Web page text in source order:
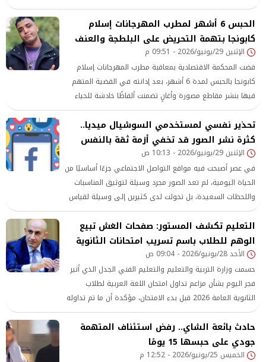
الرقمي شريكًا رئيسيًا في تشكيل أفكار الأطفال وسلوكياتهم،
بل ومنافسًا حقيقيًا لمؤسسات التنشئة التقليدية.
الحبس 6 أشهر لمطرب المهرجانات إسلام
كابونجا بتهمة التحريض على البلطجة والعنف
الإثنين 29/يونيو/2026 - 09:51 م
قضت المحكمة الاقتصادية بمعاقبة مطرب المهرجانات إسلام
كابونجا بالحبس لمدة 6 أشهر، بعد إدانته في القضية المتهم
فيها بنشر مقاطع مصورة وأغانٍ تضمنت ألفاظًا خادشة للحياء
ومحتوى اعتبرته جهات التحقيق محرضًا على البلطجة والعنف
ومخالفًا للقيم الأسرية والمجتمعية
تحذير نفسي لمستخدمي السوشيال ميديا..
كثرة نشر الصور قد تخفي أزمة ثقة بالنفس
الإثنين 29/يونيو/2026 - 10:13 ص
في عصر أصبحت فيه مواقع التواصل الاجتماعي جزءًا أساسيًا من
الحياة اليومية، لم تعد الصور مجرد وسيلة لتوثيق المناسبات
واللحظات السعيدة، بل تحولت لدى كثيرين إلى وسيلة لقياس
مدى قبولهم لدى الآخرين، والحصول على جرعات متكررة من
الإعجاب والتقدير عبر التعليقات وعدد الإعجابات. من خلال التفاعل
الإلكتروني
التعليم تكشف المستور: صفحات الغش تبيع
الوهم للطلاب باسم تسريب امتحانات الثانوية
الأحد 28/يونيو/2026 - 09:04 ص
حسمت وزارة التربية والتعليم والتعليم الفني الجدل الذي أثير
فجر اليوم بشأن مزاعم تداول امتحان اللغة العربية لطلاب
الثانوية العامة 2026 قبل بدء الامتحان، مؤكدة أن ما تم تداوله
عبر بعض صفحات وجروبات الغش الإلكتروني على موقعي
فيس بوك و تليجرام لا يمت للحقيقة بصلة، وأن الامتحان لم يتم
تسريبه أو تداوله قبل توزيعه داخل اللجان. وجاء ذلك بعد تداول
عدد من جروبات الغش الإلكتروني منشورات ادعت
حادث بائعة الشاي.. رفض استئناف المتهمة
جودي على حبسها 15 يومًا
الخميس 25/يونيو/2026 - 12:52 م